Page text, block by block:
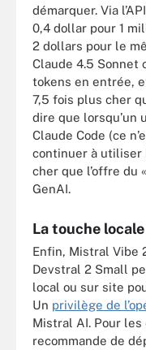
démarquer. Via
0,4 dollar pour 1
2 dollars pour le
Claude 4.5 Sonnet
tokens en entrée,
7,5 fois plus cher
dire que
Claude Code (ce
continuer à utiliser
cher que l’offre du
GenAI.
La touche
Enfin, Mistral Vibe
Devstral 2 Small
local ou sur site
Un privilège de
Mistral AI. Pour
recommande de